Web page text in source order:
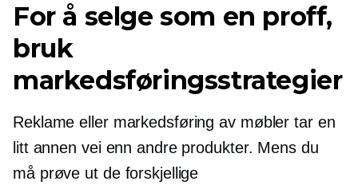
For å selge som en proff,
bruk
markedsføringsstrategier
Reklame eller markedsføring av møbler tar en
litt annen vei enn andre produkter. Mens du
må prøve ut de forskjellige